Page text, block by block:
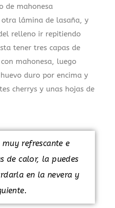
de mahonesa
lámina de lasaña, y
relleno ir repitiendo
tener tres capas de
mahonesa, luego
duro por encima y
cherrys y unas hojas de
refrescante e
de calor, la puedes
en la nevera y